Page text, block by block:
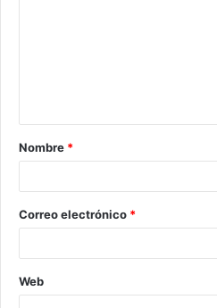
Nombre *
Correo electrónico *
Web